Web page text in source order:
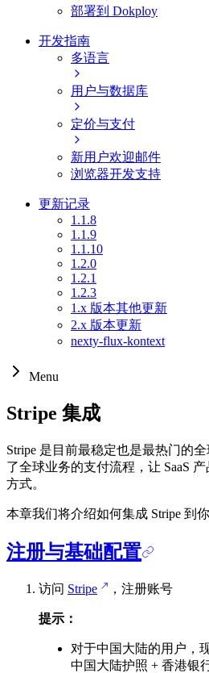
部署到 Dokploy
开发指南
多语言
用户与数据库
定价与支付
新用户欢迎邮件
浏览器开发支持
更新记录
1.1.8
1.1.9
1.1.10
1.2.0
1.2.1
1.2.3
1.x 版本其他更新
2.x 版本更新
nexty-flux-kontext
Menu
Stripe 集成
Stripe 是目前最稳定也是最热门的
了全球业务的支付流程，让 SaaS
方式。
本章我们将介绍如何集成 Stripe 到你
注册与基础配置
访问 Stripe ，注册账号
提示：
对于中国大陆的用户，
中国大陆护照 + 香港银